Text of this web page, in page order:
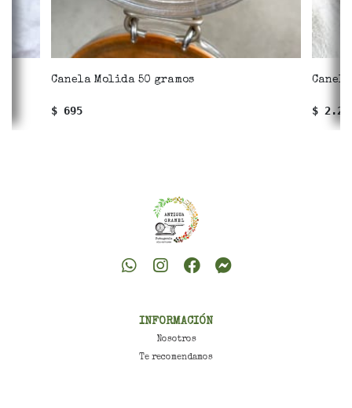
Canela Molida 50 gramos
$ 695 $
INFORMACIÓN
Nosotros
Te recomendamos